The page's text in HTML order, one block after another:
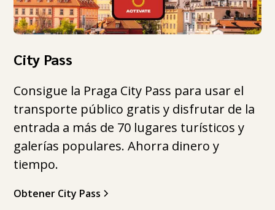
City Pass
Consigue la Praga City Pass para usar el
transporte público gratis y disfrutar de la
entrada a más de 70 lugares turísticos y
galerías populares. Ahorra dinero y
tiempo.
Obtener City Pass